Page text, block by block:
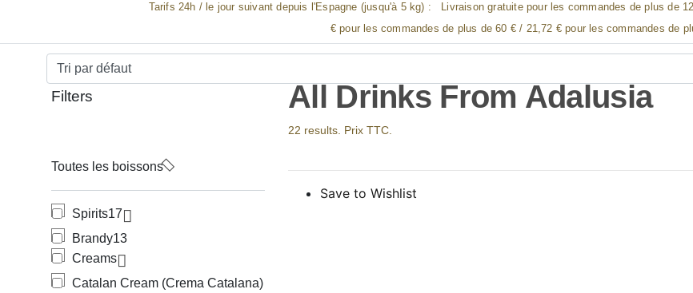
Tarifs 24h / le jour suivant depuis l'Espagne (jusqu'à 5 kg) :
Livraison gratuite pour les commandes de plus de
€ pour les commandes de plus de 60 € / 21,72 € pour les commandes de
Filters
Toutes les boissons
Spirits17
Brandy13
Creams
Catalan Cream (Crema Catalana)
All Drinks From Adalusia
22 results. Prix TTC.
Save to Wishlist